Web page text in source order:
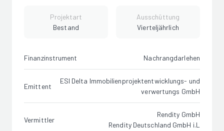
Projektart
Bestand
Ausschüttung
Vierteljährlich
Finanzinstrument Nachrangdarlehen
Emittent
ESI Delta Immobilienprojektentwicklungs- und
verwertungs GmbH
Vermittler
Rendity GmbH
Rendity Deutschland GmbH i.L